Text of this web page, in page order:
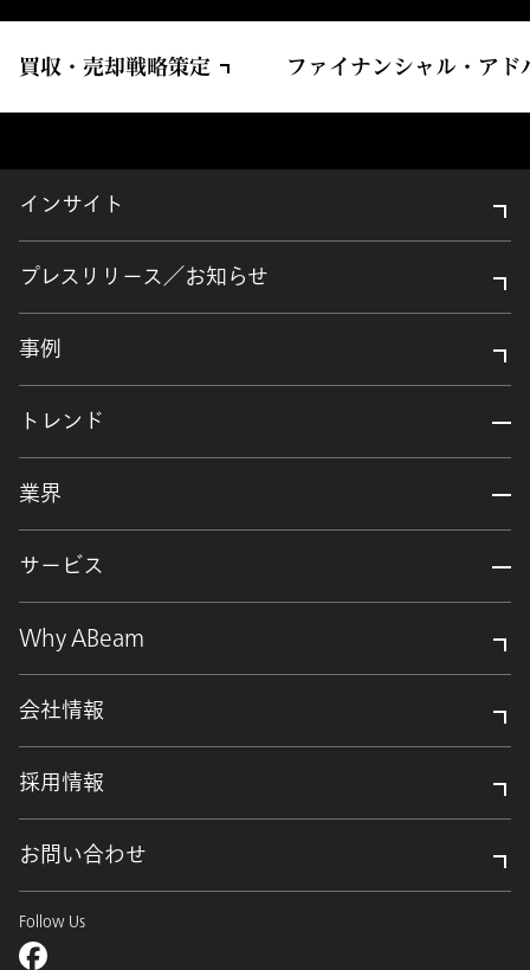
買収・売却戦略策定 ファイナンシャル・ア
インサイト
プレスリリース／お知らせ
事例
トレンド
業界
サービス
Why ABeam
会社情報
採用情報
お問い合わせ
Follow Us